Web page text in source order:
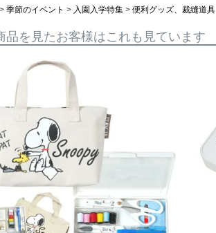
季節のイベント 入園入学特集 便利グッズ、裁縫道具
品を見たお客様はこれも見ています